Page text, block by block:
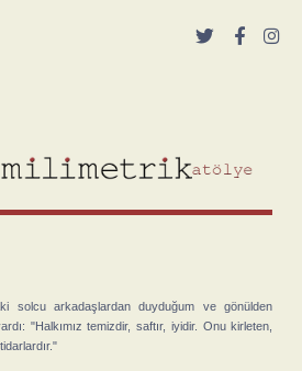
solcu arkadaşlardan duyduğum ve gönülden
"Halkımız temizdir, saftır, iyidir. Onu kirleten,